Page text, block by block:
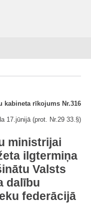
kabineta rīkojums Nr.316
17.jūnijā (prot. Nr.29 33.§)
ministrijai
ilgtermiņa
Valsts
dalību
federācijā